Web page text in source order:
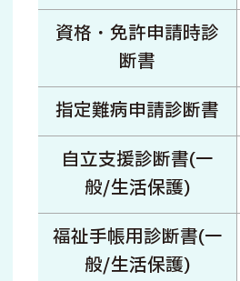
資格・免許申請時診
断書
指定難病申請診断書
自立支援診断書(一
般/生活保護)
福祉手帳用診断書(一
般/生活保護)